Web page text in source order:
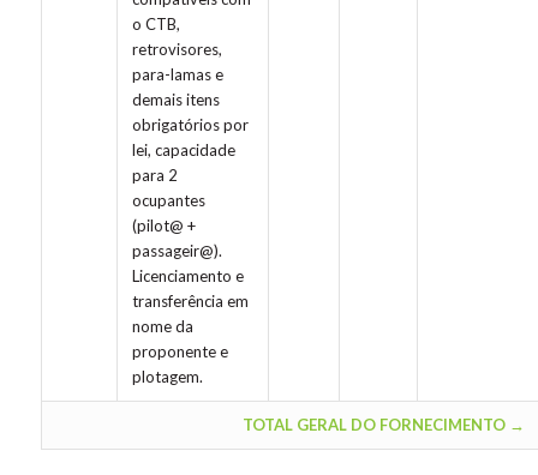
o CTB,
retrovisores,
para-lamas e
demais itens
obrigatórios por
lei, capacidade
para 2
ocupantes
(pilot@ +
passageir@).
Licenciamento e
transferência em
nome da
proponente e
plotagem.
TOTAL GERAL DO FORNECIMENTO →